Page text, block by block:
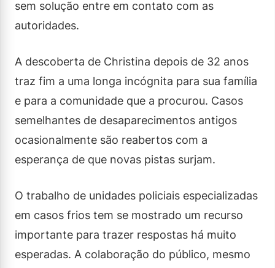
sem solução entre em contato com as
autoridades.
A descoberta de Christina depois de 32 anos
traz fim a uma longa incógnita para sua família
e para a comunidade que a procurou. Casos
semelhantes de desaparecimentos antigos
ocasionalmente são reabertos com a
esperança de que novas pistas surjam.
O trabalho de unidades policiais especializadas
em casos frios tem se mostrado um recurso
importante para trazer respostas há muito
esperadas. A colaboração do público, mesmo